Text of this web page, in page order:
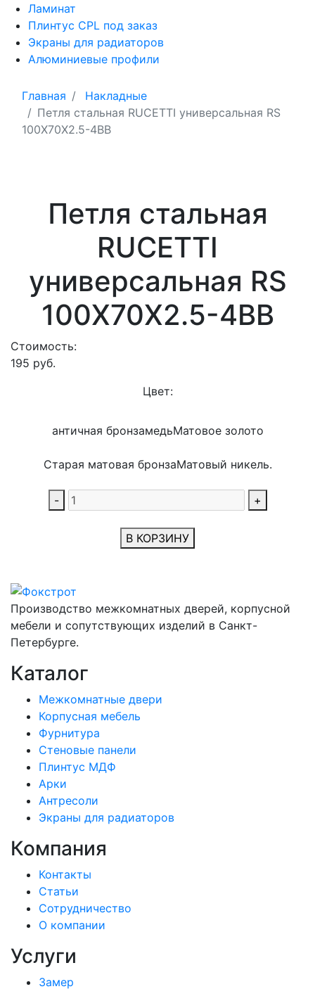
Ламинат
Плинтус CPL под заказ
Экраны для радиаторов
Алюминиевые профили
Главная
Накладные
Петля стальная RUCETTI универсальная RS
100X70X2.5-4BB
Петля стальная
RUCETTI
универсальная RS
100X70X2.5-4BB
Стоимость:
195 руб.
Цвет:
античная бронзамедьМатовое золото
Старая матовая бронзаМатовый никель.
- +
В КОРЗИНУ
Производство межкомнатных дверей, корпусной
мебели и сопутствующих изделий в Санкт-
Петербурге.
Каталог
Межкомнатные двери
Корпусная мебель
Фурнитура
Стеновые панели
Плинтус МДФ
Арки
Антресоли
Экраны для радиаторов
Компания
Контакты
Статьи
Сотрудничество
О компании
Услуги
Замер